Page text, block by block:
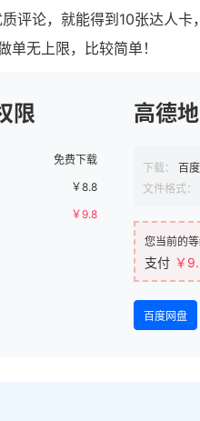
评论，就能得到10张达人
单无上限，比较简单！
限
免费下载
￥8.8
￥9.8
高德
下载： 百
文件格式：
您当前的
支付 ￥
百度网盘